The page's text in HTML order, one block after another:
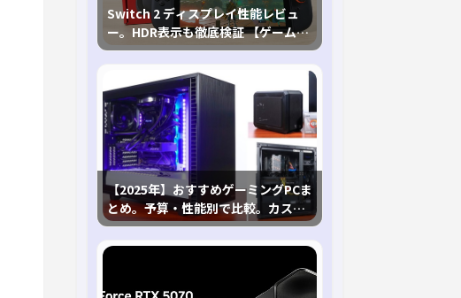
Switch 2 ディスプレイ性能レビュ
ー。HDR表示も徹底検証 【ゲームに
おけるHDRの未来を切り開く1台！】
【2025年】おすすめゲーミングPCま
とめ。予算・性能別で比較。カスタ
マイズ指南も